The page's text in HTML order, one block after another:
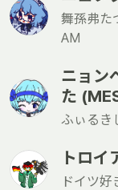
舞孫弗た
AM
ニョン
た
ふぃるき
トロ
ドイツ